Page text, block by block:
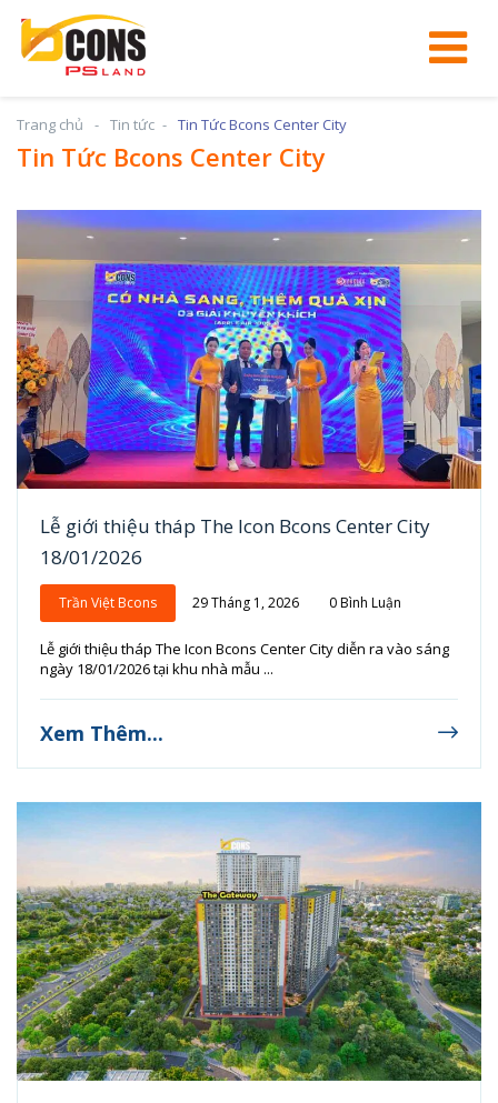
Trang chủ Tin tức Tin Tức Bcons Center City
Tin Tức Bcons Center City
Lễ giới thiệu tháp The Icon Bcons Center City
18/01/2026
Trần Việt Bcons 29 Tháng 1, 2026 0 Bình Luận
Lễ giới thiệu tháp The Icon Bcons Center City diễn ra vào sáng
ngày 18/01/2026 tại khu nhà mẫu ...
Xem Thêm...